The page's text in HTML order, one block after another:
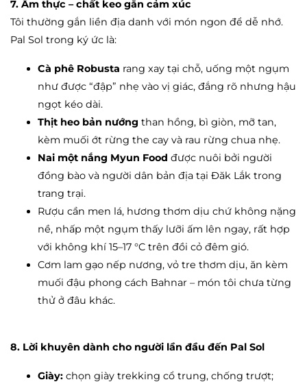
7. Ẩm thực – chất keo gắn cảm xúc
Tôi thường gắn liền địa danh với món ngon để dễ nhớ.
Pal Sol trong ký ức là:
Cà phê Robusta rang xay tại chỗ, uống một ngụm
như được “đập” nhẹ vào vị giác, đắng rõ nhưng hậu
ngọt kéo dài.
Thịt heo bản nướng than hồng, bì giòn, mỡ tan,
kèm muối ớt rừng the cay và rau rừng chua nhẹ.
Nai một nắng Myun Food được nuôi bởi người
đồng bào và người dân bản địa tại Đăk Lắk trong
trang trại.
Rượu cần men lá, hương thơm dịu chứ không nặng
nề, nhấp một ngụm thấy lưỡi ấm lên ngay, rất hợp
với không khí 15–17 °C trên đồi cỏ đêm gió.
Cơm lam gạo nếp nương, vỏ tre thơm dịu, ăn kèm
muối đậu phong cách Bahnar – món tôi chưa từng
thử ở đâu khác.
8. Lời khuyên dành cho người lần đầu đến Pal Sol
Giày: chọn giày trekking cổ trung, chống trượt;